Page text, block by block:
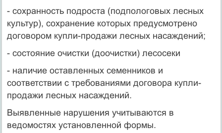
- сохранность подроста (подпологовых лесных
культур), сохранение которых предусмотрено
договором купли-продажи лесных насаждений;
- состояние очистки (доочистки) лесосеки
- наличие оставленных семенников и
соответствии с требованиями договора купли-
продажи лесных насаждений.
Выявленные нарушения учитываются в
ведомостях установленной формы.